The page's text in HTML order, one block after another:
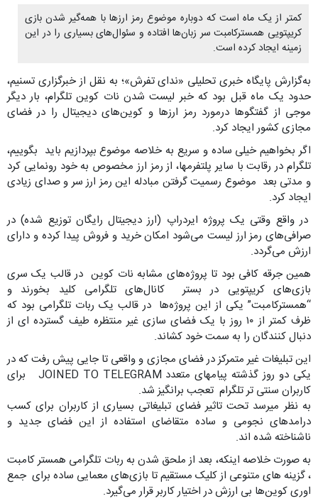
کمتر از یک ماه است که دوباره موضوع رمز ارزها با همه‌گیر شدن بازی
کریپتویی همسترکامبت سر زبان‌ها افتاده و سئوال‌های بسیاری را در این
زمینه ایجاد کرده است.
به‌گزارش پایگاه خبری تحلیلی «ندای تفرش»؛ به نقل از خبرگزاری تسنیم،
حدود یک ماه قبل بود که خبر لیست شدن نات کوین تلگرام، بار دیگر
موجی از گفتگوها درمورد رمز ارزها و کوین‌های دیجیتال را در فضای
مجازی کشور ایجاد کرد.
اگر بخواهیم خیلی ساده و سریع به خلاصه موضوع بپردازیم باید بگوییم،
تلگرام در رقابت با سایر پلتفرمها، از رمز ارز مخصوص به خود رونمایی کرد
و مدتی بعد موضوع رسمیت گرفتن مبادله این رمز ارز سر و صدای زیادی
ایجاد کرد.
در واقع وقتی یک پروژه ایردراپ (ارز دیجیتال رایگان توزیع شده) در
صرافی‌های رمز ارز لیست می‌شود امکان خرید و فروش پیدا کرده و دارای
ارزش می‌گردد.
همین جرقه کافی بود تا پروژه‌های مشابه نات کوین در قالب یک سری
بازی‌های کریپتویی در بستر کانال‌های تلگرامی کلید بخورند و
“همسترکامبت” یکی از این پروژه‌ها در قالب یک ربات تلگرامی بود که
ظرف کمتر از ۱۰ روز با یک فضای سازی غیر منتظره طیف گسترده ای از
دنبال کنندگان را به سمت خود کشاند.
این تبلیغات غیر متمرکز در فضای مجازی و واقعی تا جایی پیش رفت که در
یکی دو روز گذشته پیامهای متعدد JOINED TO TELEGRAM برای
کاربران سنتی تر تلگرام تعجب برانگیز شد.
به نظر میرسد تحت تاثیر فضای تبلیغاتی بسیاری از کاربران برای کسب
درامدهای نجومی و ساده متقاضای استفاده از این فضای جدید و
ناشناخته شده اند.
به صورت خلاصه اینکه، بعد از ملحق شدن به ربات تلگرامی همستر کامبت
، گزینه های متنوعی از کلیک مستقیم تا بازی‌های معمایی ساده برای جمع
اوری کوین‌ها بی ارزش در اختیار کاربر قرار می‌گیرد.